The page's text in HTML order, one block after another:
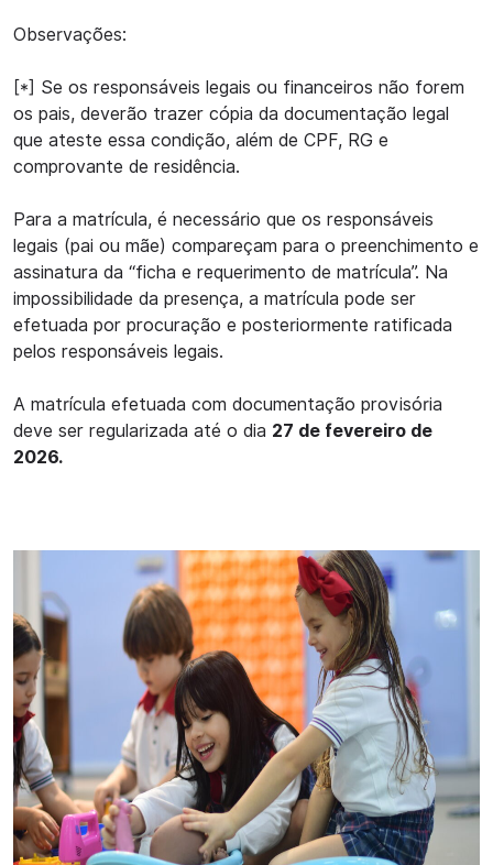
Observações:
[*] Se os responsáveis legais ou financeiros não forem
os pais, deverão trazer cópia da documentação legal
que ateste essa condição, além de CPF, RG e
comprovante de residência.
Para a matrícula, é necessário que os responsáveis
legais (pai ou mãe) compareçam para o preenchimento e
assinatura da “ficha e requerimento de matrícula”. Na
impossibilidade da presença, a matrícula pode ser
efetuada por procuração e posteriormente ratificada
pelos responsáveis legais.
A matrícula efetuada com documentação provisória
deve ser regularizada até o dia 27 de fevereiro de
2026.